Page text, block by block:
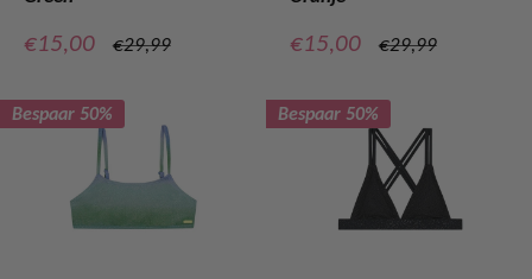
Verkoopprijs
€15,00
Normale
€29,99 Verkoopprijs
€15,00
Normale
€29,99
Bespaar 50% Bespaar 50%